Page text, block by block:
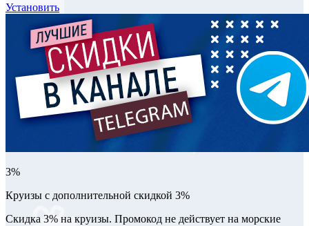
Установить
3%
Круизы с дополнительной скидкой 3%
Скидка 3% на круизы. Промокод не действует на морские